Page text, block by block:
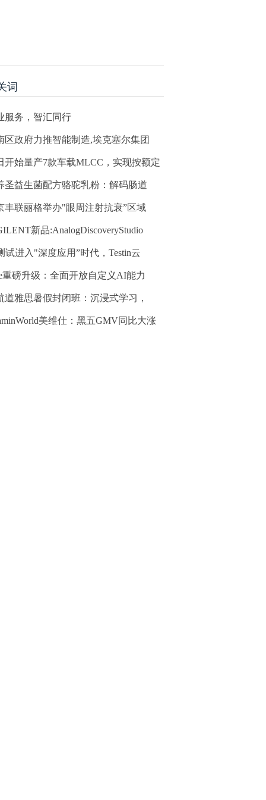
词
服务，智汇同行
区政府力推智能制造,埃克塞尔集团
开始量产7款车载MLCC，实现按额定
圣益生菌配方骆驼乳粉：解码肠道
丰联丽格举办"眼周注射抗衰”区域
新品:AnalogDiscoveryStudio
试进入"深度应用”时代，Testin云
重磅升级：全面开放自定义AI能力
道雅思暑假封闭班：沉浸式学习，
美维仕：黑五GMV同比大涨